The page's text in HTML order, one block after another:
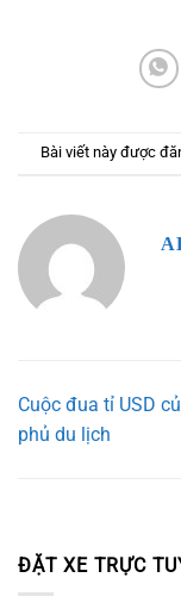
Bài viết này được
Cuộc đua tỉ USD
phủ du lịch
ĐẶT XE TRỰC